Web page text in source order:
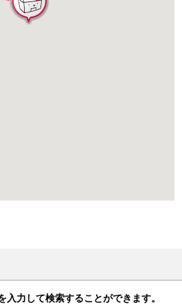
入力して検索することができます。